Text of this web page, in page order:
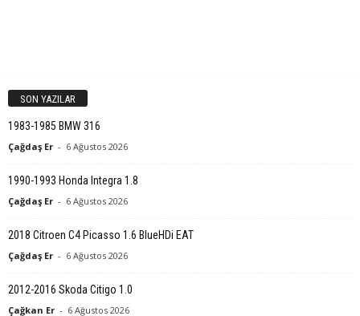
SON YAZILAR
1983-1985 BMW 316
Çağdaş Er - 6 Ağustos 2026
1990-1993 Honda Integra 1.8
Çağdaş Er - 6 Ağustos 2026
2018 Citroen C4 Picasso 1.6 BlueHDi EAT
Çağdaş Er - 6 Ağustos 2026
2012-2016 Skoda Citigo 1.0
Çağkan Er - 6 Ağustos 2026